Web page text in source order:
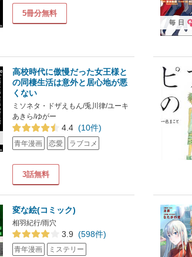
5冊分無料
毎日
高校時代に傲慢だった女王様と
の同棲生活は意外と居心地が悪
くない
ミソネタ・ドザえもん/兎川律/ユーキ
あきら/ゆがー
4.4 (10件)
青年漫画 恋愛 ラブコメ
3話無料
変な絵(コミック)
相羽紀行/雨穴
3.9 (598件)
青年漫画 ミステリー